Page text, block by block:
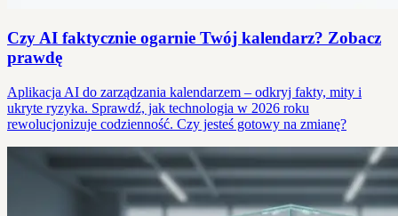
Czy AI faktycznie ogarnie Twój kalendarz? Zobacz
prawdę
Aplikacja AI do zarządzania kalendarzem – odkryj fakty, mity i
ukryte ryzyka. Sprawdź, jak technologia w 2026 roku
rewolucjonizuje codzienność. Czy jesteś gotowy na zmianę?